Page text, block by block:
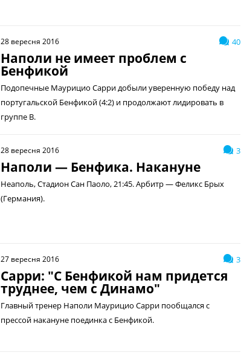
40
28 вересня 2016
Наполи не имеет проблем с
Бенфикой
Подопечные Маурицио Сарри добыли уверенную победу над
португальской Бенфикой (4:2) и продолжают лидировать в
группе В.
3
28 вересня 2016
Наполи — Бенфика. Накануне
Неаполь, Стадион Сан Паоло, 21:45. Арбитр — Феликс Брых
(Германия).
3
27 вересня 2016
Сарри: "С Бенфикой нам придется
труднее, чем с Динамо"
Главный тренер Наполи Маурицио Сарри пообщался с
прессой накануне поединка с Бенфикой.